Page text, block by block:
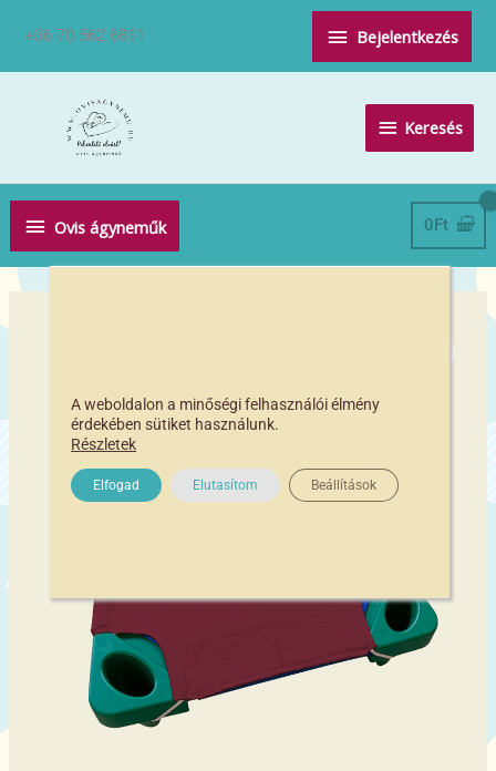
+36 70 562 6811
Above
Header
Bejelentkezés
Keresés
Keresés
Below
Header
Ovis ágyneműk 0Ft
A weboldalon a minőségi felhasználói élmény
érdekében sütiket használunk.
Részletek
Elfogad Elutasítom Beállítások